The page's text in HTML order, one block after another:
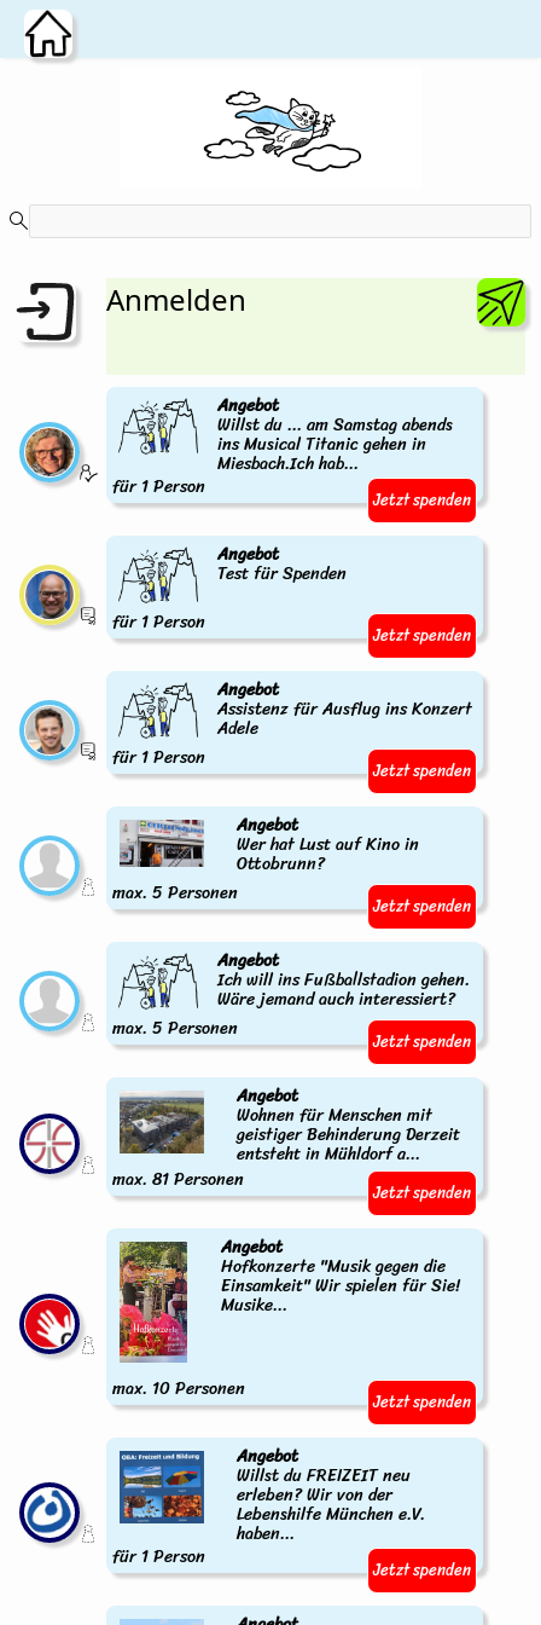
Zum Hauptinhalt wechseln
Anmelden
Angebot
Willst du ... am Samstag abends
ins Musical Titanic gehen in
Miesbach.Ich hab...
für 1 Person Jetzt spenden
Angebot
Test für Spenden
für 1 Person
Jetzt spenden
Angebot
Assistenz für Ausflug ins Konzert
Adele
für 1 Person
Jetzt spenden
Angebot
Wer hat Lust auf Kino in
Ottobrunn?
max. 5 Personen
Jetzt spenden
Angebot
Ich will ins Fußballstadion gehen.
Wäre jemand auch interessiert?
max. 5 Personen
Jetzt spenden
Angebot
Wohnen für Menschen mit
geistiger Behinderung Derzeit
entsteht in Mühldorf a...
max. 81 Personen
Jetzt spenden
Angebot
Hofkonzerte "Musik gegen die
Einsamkeit" Wir spielen für Sie!
Musike...
max. 10 Personen Jetzt spenden
Angebot
Willst du FREIZEIT neu
erleben? Wir von der
Lebenshilfe München e.V.
haben...
für 1 Person Jetzt spenden